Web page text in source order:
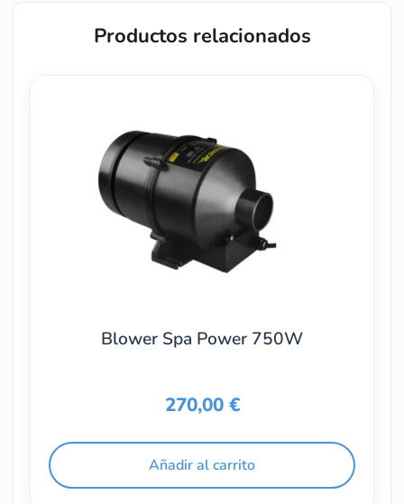
Productos relacionados
Blower Spa Power 750W
270,00 €
Añadir al carrito